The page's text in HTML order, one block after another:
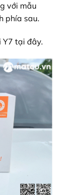
với mẫu
phía sau.
Y7 tại đây.